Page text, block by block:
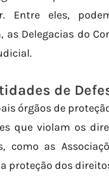
Entre eles,
as Delegacias do
de
órgãos de
que violam os
como as
proteção dos